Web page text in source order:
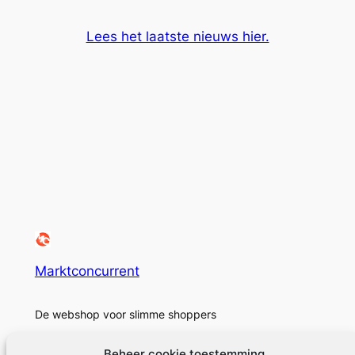
Lees het laatste nieuws hier.
Marktconcurrent
De webshop voor slimme shoppers